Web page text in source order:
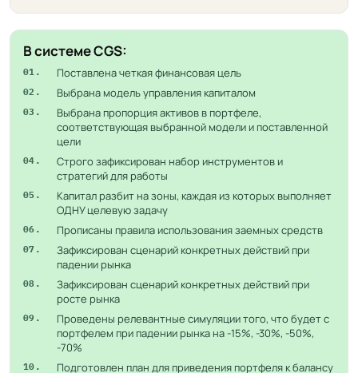
В системе CGS:
01. Поставлена четкая финансовая цель
02. Выбрана модель управления капиталом
03.
Выбрана пропорция активов в портфеле,
соответствующая выбранной модели и поставленной
цели
04.
Строго зафиксирован набор инструментов и
стратегий для работы
05.
Капитал разбит на зоны, каждая из которых выполняет
ОДНУ целевую задачу
06. Прописаны правила использования заемных средств
07.
Зафиксирован сценарий конкретных действий при
падении рынка
08.
Зафиксирован сценарий конкретных действий при
росте рынка
09.
Проведены релевантные симуляции того, что будет с
портфелем при падении рынка на -15%, -30%, -50%,
-70%
10.
Подготовлен план для приведения портфеля к балансу